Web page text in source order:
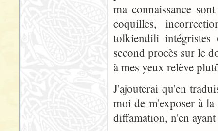
ma connaissance
coquilles,
tolkiendili
second procès sur le
à mes yeux relève
J'ajouterai qu'en
moi de m'exposer à
diffamation, n'en